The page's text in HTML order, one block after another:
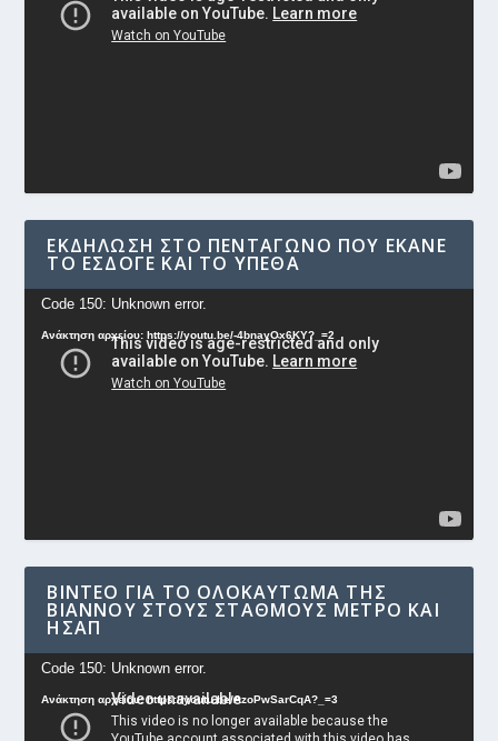
Βίντεο
ΕΚΔΉΛΩΣΗ ΣΤΟ ΠΕΝΤΆΓΩΝΟ ΠΟΥ ΈΚΑΝΕ
ΤΟ ΕΣΔΟΓΕ ΚΑΙ ΤΟ ΥΠΕΘΑ
Πρόγραμμα
Αναπαραγωγής
Βίντεο
Code 150: Unknown error.
Ανάκτηση αρχείου: https://youtu.be/-4bnayOx6KY?_=2
ΒΊΝΤΕΟ ΓΙΑ ΤΟ ΟΛΟΚΑΎΤΩΜΑ ΤΗΣ
ΒΙΆΝΝΟΥ ΣΤΟΥΣ ΣΤΑΘΜΟΎΣ ΜΕΤΡΟ ΚΑΙ
ΗΣΑΠ
Πρόγραμμα
Αναπαραγωγής
Βίντεο
Code 150: Unknown error.
Ανάκτηση αρχείου: https://youtu.be/AzoPwSarCqA?_=3